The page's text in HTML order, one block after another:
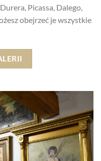
Picassa, Dalego,
obejrzeć je wszystkie